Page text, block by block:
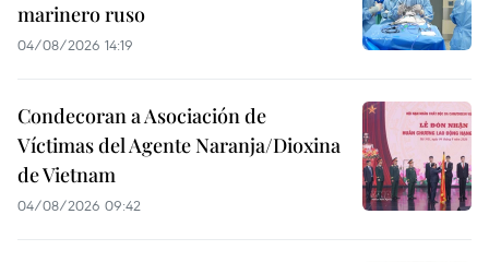
marinero ruso
04/08/2026 14:19
Condecoran a Asociación de
Víctimas del Agente Naranja/Dioxina
de Vietnam
04/08/2026 09:42